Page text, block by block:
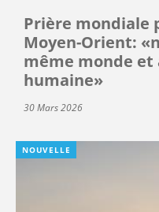
Prière mondiale
Moyen-Orient:
même monde
humaine»
30 Mars 2026
NOUVELLE